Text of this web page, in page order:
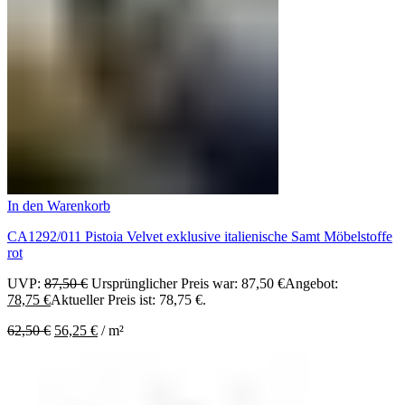
In den Warenkorb
CA1292/011 Pistoia Velvet exklusive italienische Samt Möbelstoffe
rot
UVP: 87,50€ Ursprünglicher Preis war: 87,50 €Angebot:
78,75 €Aktueller Preis ist: 78,75 €.
62,50€ 56,25 € /m²